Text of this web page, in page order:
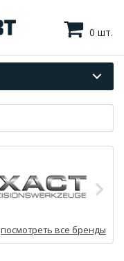
0 шт.
посмотреть все бренды